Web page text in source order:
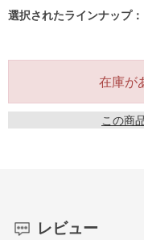
選択されたラインナップ
在庫が
この商
レビュー